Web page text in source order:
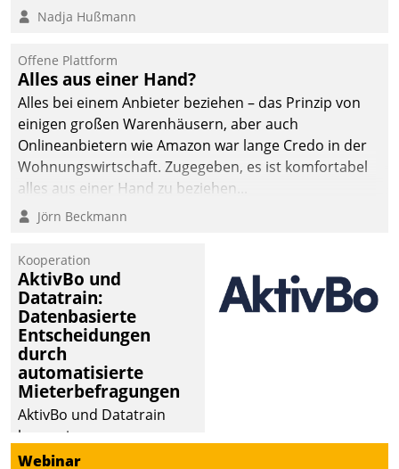
Nadja Hußmann
Offene Plattform
Alles aus einer Hand?
Alles bei einem Anbieter beziehen – das Prinzip von
einigen großen Warenhäusern, aber auch
Onlineanbietern wie Amazon war lange Credo in der
Wohnungswirtschaft. Zugegeben, es ist komfortabel
alles aus einer Hand zu beziehen...
Jörn Beckmann
Kooperation
AktivBo und
Datatrain:
Datenbasierte
Entscheidungen
durch
automatisierte
Mieterbefragungen
AktivBo und Datatrain
kooperieren –
Immobilienunternehmen
Webinar